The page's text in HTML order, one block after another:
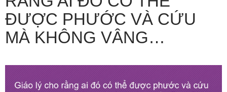
ĐƯỢC PHƯỚC VÀ CỨU
MÀ KHÔNG VÂNG…